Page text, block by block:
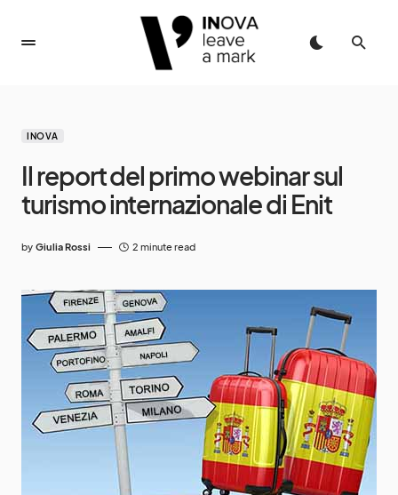
INOVA
Il report del primo webinar sul
turismo internazionale di Enit
by Giulia Rossi 2 minute read